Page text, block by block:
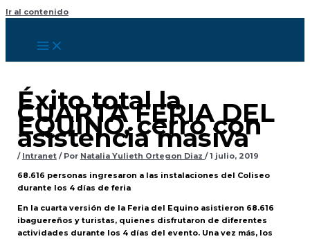
Ir al contenido
Éxito total la
CUARTA FERIA DEL
EQUINO, cerró con
asistencia masiva
/ Intranet/ Por Natalia Yulieth Ortegon Diaz /1 julio, 2019
68.616 personas ingresaron a las instalaciones del Coliseo
durante los 4 días de feria
En la cuarta versión de la Feria del Equino asistieron 68.616
ibaguereños y turistas, quienes disfrutaron de diferentes
actividades durante los 4 días del evento. Una vez más, los